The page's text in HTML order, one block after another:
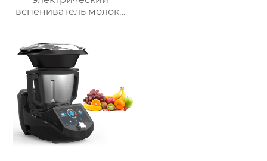
вспениватель молока
приготовления
горячего шоколада